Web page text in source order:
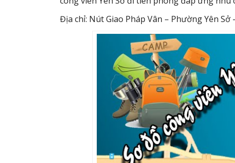
Địa chỉ: Nút Giao Pháp Vân – Phường Yên